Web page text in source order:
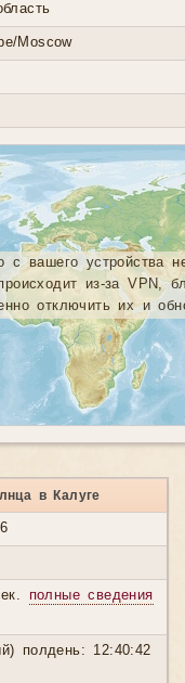
Moscow
с вашего устройства
из-за VPN,
отключить их и
в Калуге
полные сведения
полдень: 12:40:42